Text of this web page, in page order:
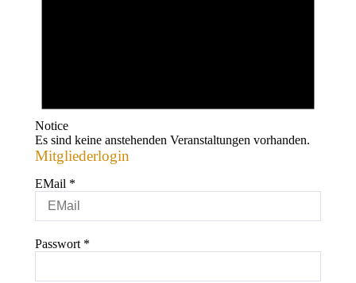
Notice
Es sind keine anstehenden Veranstaltungen vorhanden.
Mitgliederlogin
EMail *
Passwort *